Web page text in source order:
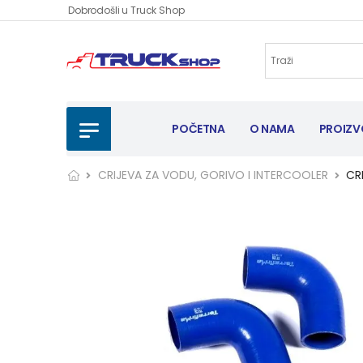
Dobrodošli u Truck Shop
POČETNA O NAMA
CRIJEVA ZA VODU, GORIVO I INTERCOOLER